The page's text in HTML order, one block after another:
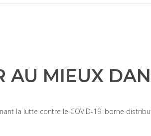
AU MIEUX
la lutte contre le COVID-19: borne